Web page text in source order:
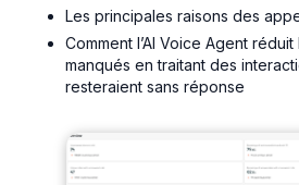
Les principales raisons des
Comment l’AI Voice Agent
manqués en traitant des
resteraient sans réponse